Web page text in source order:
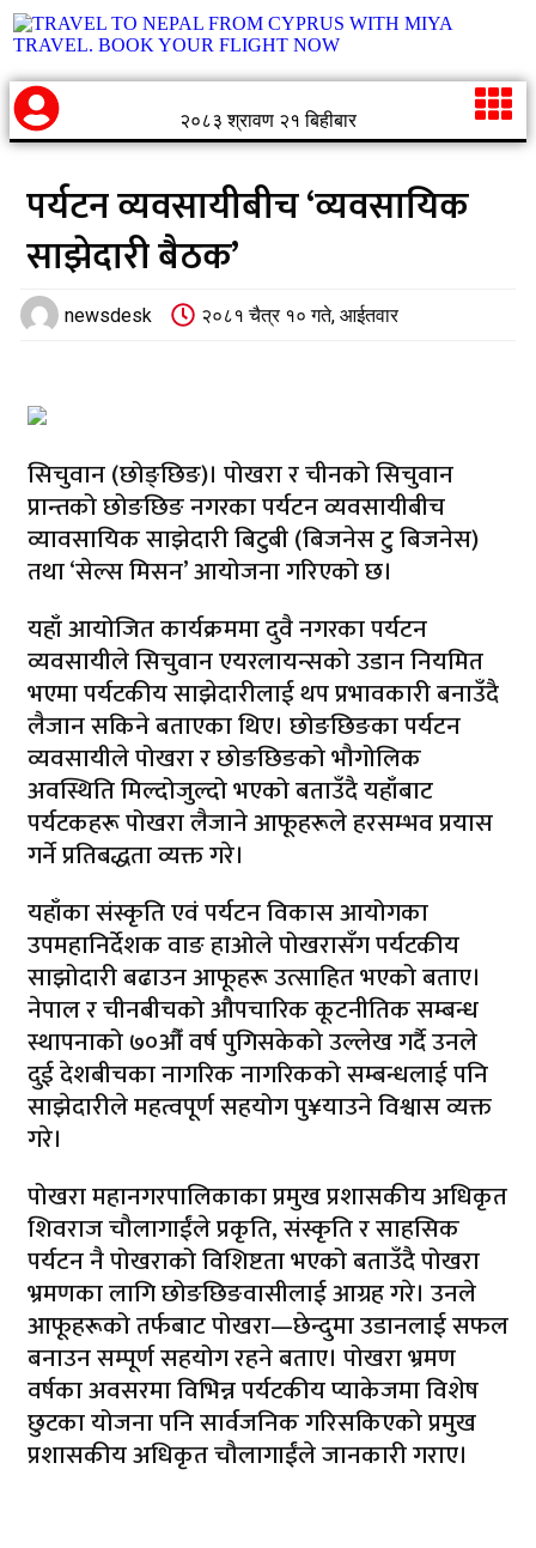
२०८३ श्रावण २१ बिहीबार
पर्यटन व्यवसायीबीच ‘व्यवसायिक
साझेदारी बैठक’
newsdesk २०८१ चैत्र १० गते, आईतवार
सिचुवान (छोङ्छिङ)। पोखरा र चीनको सिचुवान
प्रान्तको छोङछिङ नगरका पर्यटन व्यवसायीबीच
व्यावसायिक साझेदारी बिटुबी (बिजनेस टु बिजनेस)
तथा ‘सेल्स मिसन’ आयोजना गरिएको छ।
यहाँ आयोजित कार्यक्रममा दुवै नगरका पर्यटन
व्यवसायीले सिचुवान एयरलायन्सको उडान नियमित
भएमा पर्यटकीय साझेदारीलाई थप प्रभावकारी बनाउँदै
लैजान सकिने बताएका थिए। छोङछिङका पर्यटन
व्यवसायीले पोखरा र छोङछिङको भौगोलिक
अवस्थिति मिल्दोजुल्दो भएको बताउँदै यहाँबाट
पर्यटकहरू पोखरा लैजाने आफूहरूले हरसम्भव प्रयास
गर्ने प्रतिबद्धता व्यक्त गरे।
यहाँका संस्कृति एवं पर्यटन विकास आयोगका
उपमहानिर्देशक वाङ हाओले पोखरासँग पर्यटकीय
साझोदारी बढाउन आफूहरू उत्साहित भएको बताए।
नेपाल र चीनबीचको औपचारिक कूटनीतिक सम्बन्ध
स्थापनाको ७०औँ वर्ष पुगिसकेको उल्लेख गर्दै उनले
दुई देशबीचका नागरिक नागरिकको सम्बन्धलाई पनि
साझेदारीले महत्वपूर्ण सहयोग पु¥याउने विश्वास व्यक्त
गरे।
पोखरा महानगरपालिकाका प्रमुख प्रशासकीय अधिकृत
शिवराज चौलागाईंले प्रकृति, संस्कृति र साहसिक
पर्यटन नै पोखराको विशिष्टता भएको बताउँदै पोखरा
भ्रमणका लागि छोङछिङवासीलाई आग्रह गरे। उनले
आफूहरूको तर्फबाट पोखरा—छेन्दुमा उडानलाई सफल
बनाउन सम्पूर्ण सहयोग रहने बताए। पोखरा भ्रमण
वर्षका अवसरमा विभिन्न पर्यटकीय प्याकेजमा विशेष
छुटका योजना पनि सार्वजनिक गरिसकिएको प्रमुख
प्रशासकीय अधिकृत चौलागाईंले जानकारी गराए।